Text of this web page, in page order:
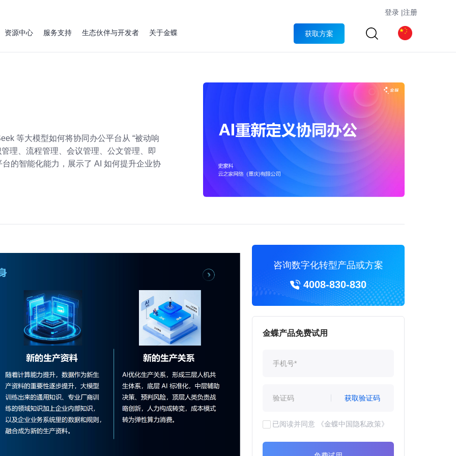
登录 |注册
资源中心 服务支持 生态伙伴与开发者 关于金蝶 获取方案
等大模型如何将协同办公平台从 “被动响
理、流程管理、会议管理、公文管理、即
的智能化能力，展示了 AI 如何提升企业协
咨询数字化转型产品或方案
4008-830-830
金蝶产品免费试用
获取验证码
已阅读并同意 《金蝶中国隐私政策》